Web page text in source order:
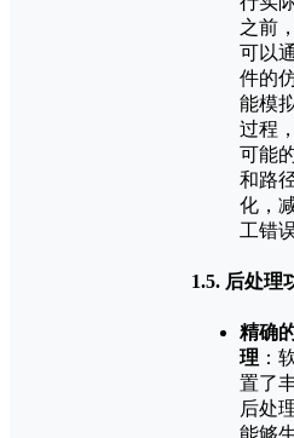
之前
可以
件的
能模
过程
可能
和路
化，
工错误
1.5. 后处理
精确
理 ：
置了
后处